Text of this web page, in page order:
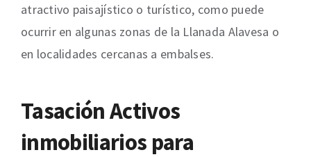
atractivo paisajístico o turístico, como puede
ocurrir en algunas zonas de la Llanada Alavesa o
en localidades cercanas a embalses.
Tasación Activos
inmobiliarios para